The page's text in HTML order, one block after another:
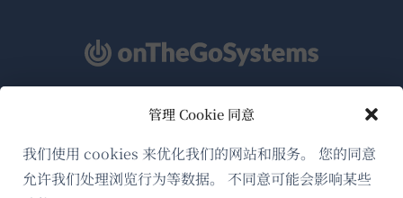
管理 Cookie 同意
我们使用 cookies 来优化我们的网站和服务。 您的同意
允许我们处理浏览行为等数据。 不同意可能会影响某些
关于WPML
GDPR与隐私政策
加入我们的团队（在